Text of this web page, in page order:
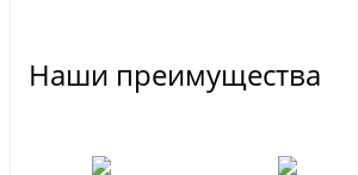
Наши преимущества